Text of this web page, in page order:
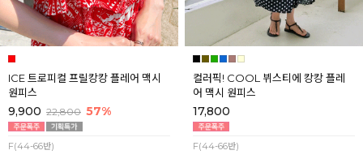
ICE 트로피컬 프릴캉캉 플레어 맥시
원피스
9,900 22,800 57%
F(44-66반)
컬러픽! COOL 뷔스티에 캉캉 플레
어 맥시 원피스
17,800
F(44-66반)